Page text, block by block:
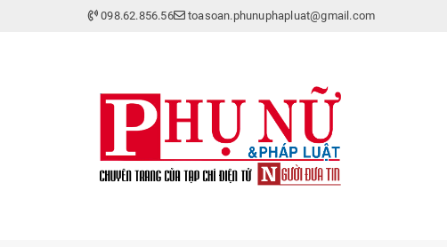
098.62.856.56 toasoan.phunuphapluat@gmail.com